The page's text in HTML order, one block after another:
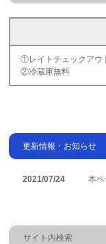
①レイトチェックアウ
②冷蔵庫無料
更新情報・お知らせ
2021/07/24 本ペ
サイト内検索